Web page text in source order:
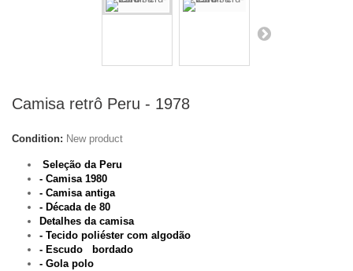
Camisa retrô Peru - 1978
Condition: New product
Seleção da Peru
- Camisa 1980
- Camisa antiga
- Década de 80
Detalhes da camisa
- Tecido poliéster com algodão
- Escudo bordado
- Gola polo